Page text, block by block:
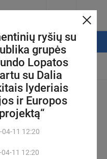
šeimoms: jis dar didesnis,
ryšių su
grupės
Lopatos
su Dalia
lyderiais
ir Europos
11 12:20
11 12:20